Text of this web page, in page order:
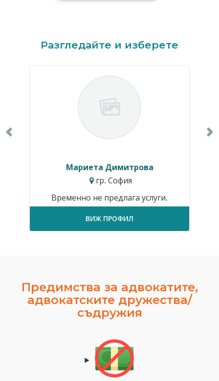
Разгледайте и изберете
Мариета Димитрова
гр. София
Временно не предлага услуги.
ВИЖ ПРОФИЛ
Предимства за адвокатите,
адвокатските дружества/
съдружия